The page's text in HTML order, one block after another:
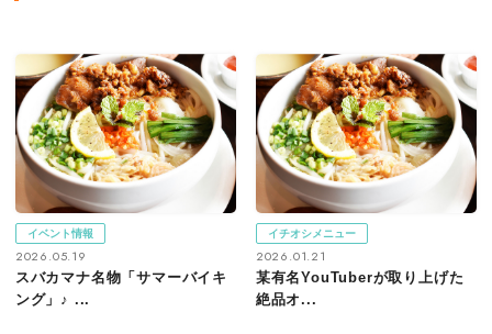
イベント情報
2026.05.19
スバカマナ名物「サマーバイキ
ング」♪ ...
イチオシメニュー
2026.01.21
某有名YouTuberが取り上げた
絶品オ...